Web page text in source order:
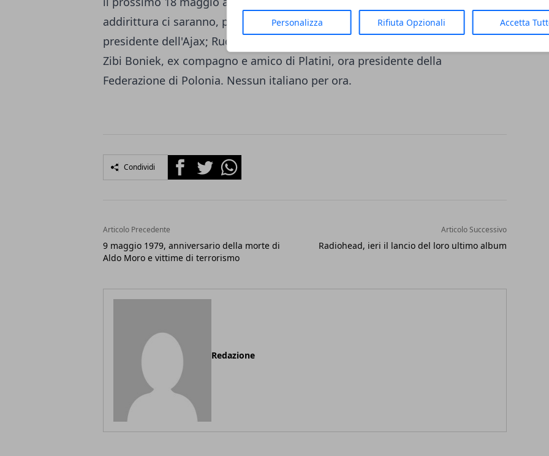
Personalizza Rifiuta Opzionali Accetta
addirittura ci saranno, pare, 5 candidati, ma di sicuro Michael Van Praag, ex
presidente dell'Ajax; Rudolf Zavrl, presidente della Federazione di Slovenia, e
Zibi Boniek, ex compagno e amico di Platini, ora presidente della
Federazione di Polonia. Nessun italiano per ora.
Condividi FacebookTwitterWhatsapp
Articolo Precedente
9 maggio 1979, anniversario della morte di
Aldo Moro e vittime di terrorismo
Articolo Successivo
Radiohead, ieri il lancio del loro ultimo album
Redazione